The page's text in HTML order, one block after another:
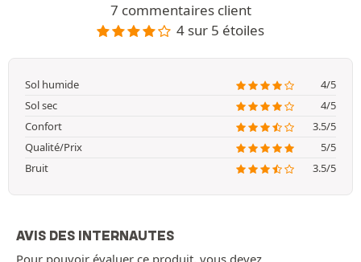
7 commentaires client
4 sur 5 étoiles
Sol humide
4/5
Sol sec
4/5
Confort
3.5/5
Qualité/Prix
5/5
Bruit
3.5/5
AVIS DES INTERNAUTES